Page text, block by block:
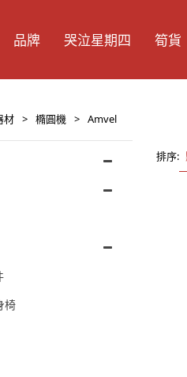
品牌 哭泣星期四 筍貨
材 > 橢圓機 > Amvel
椅
排序: